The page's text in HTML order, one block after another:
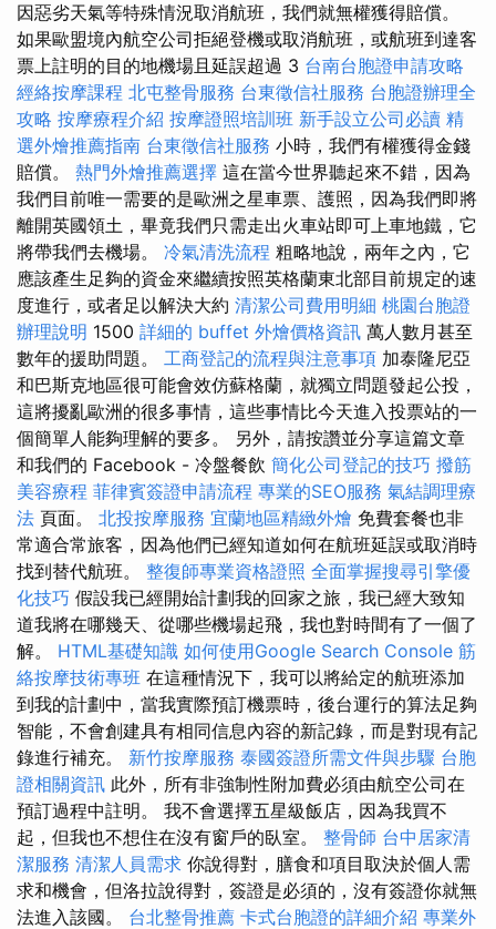
因惡劣天氣等特殊情況取消航班，我們就無權獲得賠償。
如果歐盟境內航空公司拒絕登機或取消航班，或航班到達客
票上註明的目的地機場且延誤超過 3 台南台胞證申請攻略
經絡按摩課程 北屯整骨服務 台東徵信社服務 台胞證辦理全
攻略 按摩療程介紹 按摩證照培訓班 新手設立公司必讀 精
選外燴推薦指南 台東徵信社服務 小時，我們有權獲得金錢
賠償。 熱門外燴推薦選擇 這在當今世界聽起來不錯，因為
我們目前唯一需要的是歐洲之星車票、護照，因為我們即將
離開英國領土，畢竟我們只需走出火車站即可上車地鐵，它
將帶我們去機場。 冷氣清洗流程 粗略地說，兩年之內，它
應該產生足夠的資金來繼續按照英格蘭東北部目前規定的速
度進行，或者足以解決大約 清潔公司費用明細 桃園台胞證
辦理說明 1500 詳細的 buffet 外燴價格資訊 萬人數月甚至
數年的援助問題。 工商登記的流程與注意事項 加泰隆尼亞
和巴斯克地區很可能會效仿蘇格蘭，就獨立問題發起公投，
這將擾亂歐洲的很多事情，這些事情比今天進入投票站的一
個簡單人能夠理解的要多。 另外，請按讚並分享這篇文章
和我們的 Facebook - 冷盤餐飲 簡化公司登記的技巧 撥筋
美容療程 菲律賓簽證申請流程 專業的SEO服務 氣結調理療
法 頁面。 北投按摩服務 宜蘭地區精緻外燴 免費套餐也非
常適合常旅客，因為他們已經知道如何在航班延誤或取消時
找到替代航班。 整復師專業資格證照 全面掌握搜尋引擎優
化技巧 假設我已經開始計劃我的回家之旅，我已經大致知
道我將在哪幾天、從哪些機場起飛，我也對時間有了一個了
解。 HTML基礎知識 如何使用Google Search Console 筋
絡按摩技術專班 在這種情況下，我可以將給定的航班添加
到我的計劃中，當我實際預訂機票時，後台運行的算法足夠
智能，不會創建具有相同信息內容的新記錄，而是對現有記
錄進行補充。 新竹按摩服務 泰國簽證所需文件與步驟 台胞
證相關資訊 此外，所有非強制性附加費必須由航空公司在
預訂過程中註明。 我不會選擇五星級飯店，因為我買不
起，但我也不想住在沒有窗戶的臥室。 整骨師 台中居家清
潔服務 清潔人員需求 你說得對，膳食和項目取決於個人需
求和機會，但洛拉說得對，簽證是必須的，沒有簽證你就無
法進入該國。 台北整骨推薦 卡式台胞證的詳細介紹 專業外